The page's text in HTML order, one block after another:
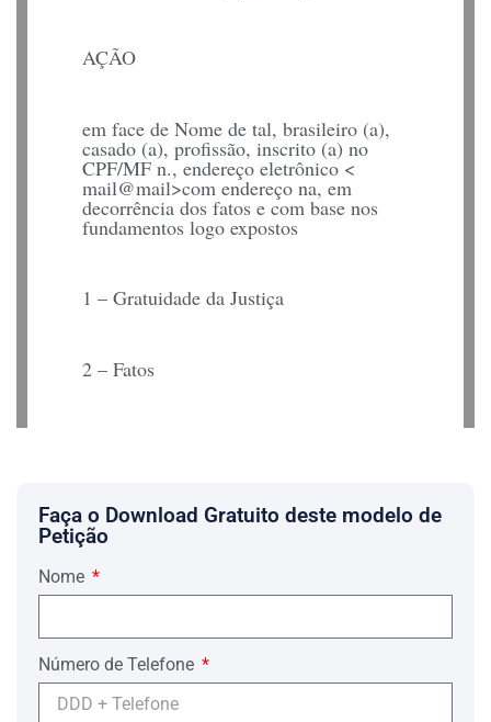
AÇÃO
em face de Nome de tal, brasileiro (a),
casado (a), profissão, inscrito (a) no
CPF/MF n., endereço eletrônico <
mail@mail>com endereço na, em
decorrência dos fatos e com base nos
fundamentos logo expostos
1 – Gratuidade da Justiça
2 – Fatos
4 – Direito
6 – Tutela de Urgência ou
Tutela de Evidência (acaso necessite)
Faça o Download Gratuito deste modelo de
Petição
Nome
Número de Telefone